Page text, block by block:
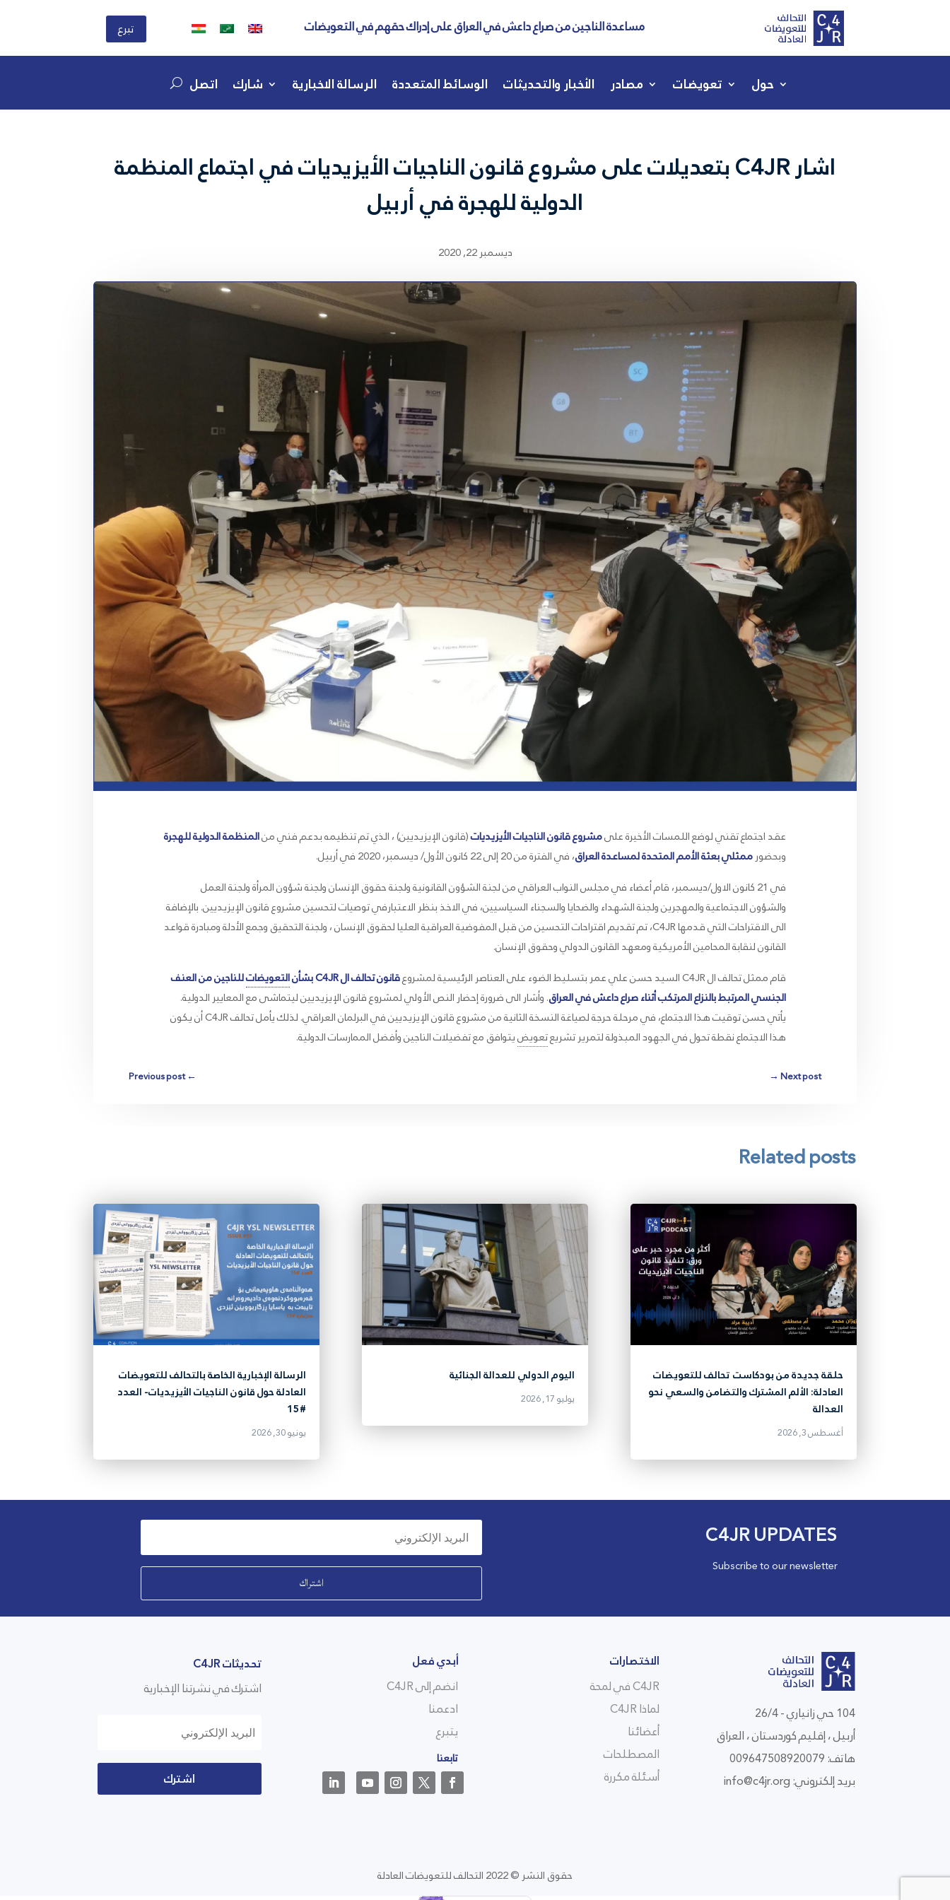
تبرع مساعدة الناجين من صراع داعش في العراق على إدراك حقهم في التعويضات
حول تعويضات مصادر الأخبار والتحديثات الوسائط المتعددة الرسالة الاخبارية شارك اتصل
اشار C4JR بتعديلات على مشروع قانون الناجيات الأيزيديات في اجتماع المنظمة
الدولية للهجرة في أربيل
ديسمبر 22, 2020
عقد اجتماع تقني لوضع اللمسات الأخيرة علىمشروع قانون الناجيات الأيزيديات(قانون الإيزيديين) ، الذي تم تنظيمه بدعم فني منالمنظمة الدولية للهجرة
وبحضورممثلي بعثة الأمم المتحدة لمساعدة العراق، في الفترة من 20 إلى 22 كانون الأول/ ديسمبر، 2020 في أربيل.
في 21 كانون الاول/ديسمبر، قام أعضاء في مجلس النواب العراقي من لجنة الشؤون القانونية ولجنة حقوق الإنسان ولجنة شؤون المرأة ولجنة العمل
والشؤون الاجتماعية والمهجرين ولجنة الشهداء والضحايا والسجناء السياسيين، في الاخذ بنظر الاعتبارفي توصيات لتحسين مشروع قانون الإيزيديين. بالإضافة
الى الاقتراحات التي قدمها C4JR، تم تقديم اقتراحات التحسين من قبل المفوضية العراقية العليا لحقوق الإنسان ، ولجنة التحقيق وجمع الأدلة ومبادرة قواعد
القانون لنقابة المحامين الأمريكية ومعهد القانون الدولي وحقوق الإنسان.
قام ممثل تحالف ال C4JR السيد حسن علي عمر بتسليط الضوء على العناصر الرئيسية لمشروع
قانون تحالف ال C4JR بشأن التعويضاتللناجين من العنف
الجنسي المرتبط بالنزاع المرتكب أثناء صراع داعش في العراق. وأشار الى ضرورة إحضار النص الأولي لمشروع قانون الإيزيديين ليتماشى مع المعايير الدولية.
يأتي حسن توقيت هذا الاجتماع، في مرحلة حرجة لصياغة النسخة الثانية من مشروع قانون الإيزيديين في البرلمان العراقي. لذلك يأمل تحالف C4JR أن يكون
هذا الاجتماع نقطة تحول في الجهود المبذولة لتمرير تشريعتعويضيتوافق مع تفضيلات الناجين وأفضل الممارسات الدولية.
←
Previous post Next post
→
Related posts
حلقة جديدة من بودكاست تحالف للتعويضات
العادلة: الألم المشترك والتضامن والسعي نحو
العدالة
أغسطس 3, 2026
اليوم الدولي للعدالة الجنائية
يوليو 17, 2026
الرسالة الإخبارية الخاصة بالتحالف للتعويضات
العادلة حول قانون الناجيات الأيزيديات- العدد
#15
يونيو 30, 2026
C4JR UPDATES
Subscribe to our newsletter
اشتراك
تحديثات C4JR
اشترك في نشرتنا الإخبارية
اشترك
أبدي فعل
انضم إلى C4JR
ادعمنا
يتبرع
تابعنا
الاختصارات
C4JR في لمحة
لماذا C4JR
أعضائنا
المصطلحات
أسئلة مكررة
104 حي زانياري - 26/4
أربيل ، إقليم كوردستان ، العراق
هاتف: 009647508920079
بريد إلكتروني: info@c4jr.org
حقوق النشر © 2022 التحالف للتعويضات العادلة